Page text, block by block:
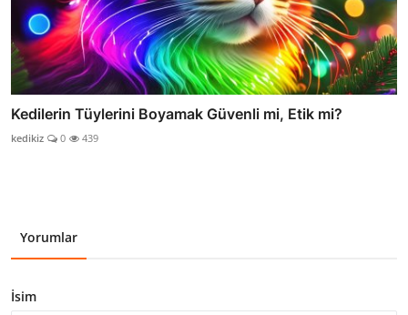
Kedilerin Tüylerini Boyamak Güvenli mi, Etik mi?
kedikiz 0 439
Yorumlar
İsim